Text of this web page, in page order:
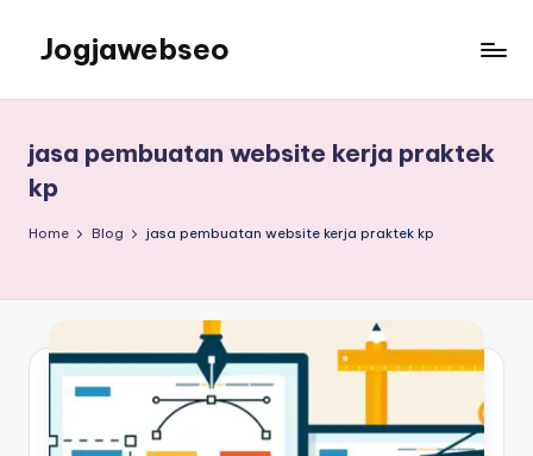
Jogjawebseo
jasa pembuatan website kerja praktek
kp
Home Blog jasa pembuatan website kerja praktek kp